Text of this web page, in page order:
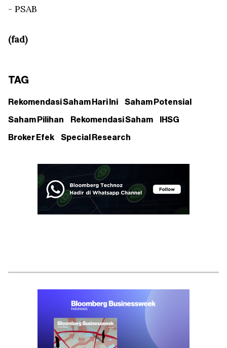
- PSAB
(fad)
TAG
Rekomendasi Saham Hari Ini Saham Potensial
Saham Pilihan Rekomendasi Saham IHSG
Broker Efek Special Research